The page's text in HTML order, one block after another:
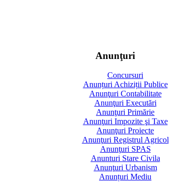
Anunţuri
Concursuri
Anunțuri Achiziții Publice
Anunţuri Contabilitate
Anunţuri Executări
Anunţuri Primărie
Anunţuri Impozite şi Taxe
Anunţuri Proiecte
Anunţuri Registrul Agricol
Anunţuri SPAS
Anunturi Stare Civila
Anunţuri Urbanism
Anunțuri Mediu